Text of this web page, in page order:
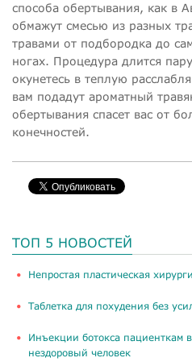
способа обертывания, как в
обмажут смесью из разных
травами от подбородка до
ногах. Процедура длится
окунетесь в теплую
вам подадут ароматный
обертывания спасет вас от
конечностей.
ТОП 5 НОВОСТЕЙ
​Непростая пластическая
Таблетка для похудения без
Инъекции ботокса пациенткам
нездоровый человек